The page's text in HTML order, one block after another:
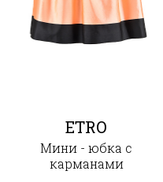
ETRO
Мини - юбка с
карманами